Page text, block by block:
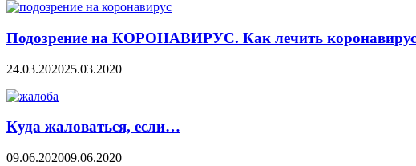
Подозрение на КОРОНАВИРУС. Как лечить
24.03.202025.03.2020
Куда жаловаться, если…
09.06.202009.06.2020